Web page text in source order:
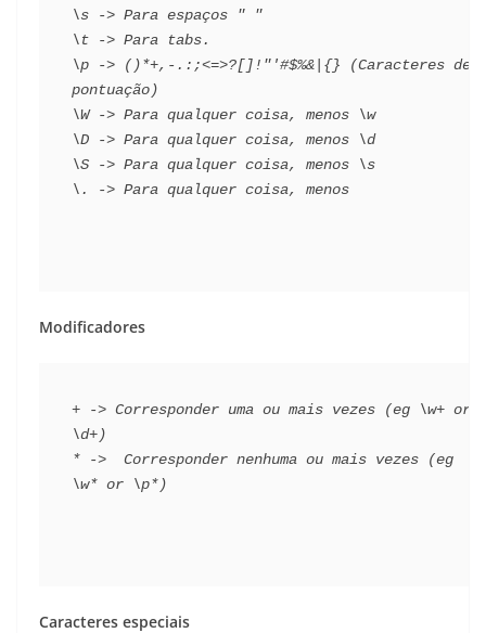
\s -> Para espaços " "
\t -> Para tabs.
\p -> ()*+,-.:;<=>?[]!"'#$%&|{} (Caracteres de
pontuação)
\W -> Para qualquer coisa, menos \w
\D -> Para qualquer coisa, menos \d
\S -> Para qualquer coisa, menos \s
\. -> Para qualquer coisa, menos
Modificadores
+ -> Corresponder uma ou mais vezes (eg \w+ or
\d+)
* ->  Corresponder nenhuma ou mais vezes (eg
\w* or \p*)
Caracteres especiais